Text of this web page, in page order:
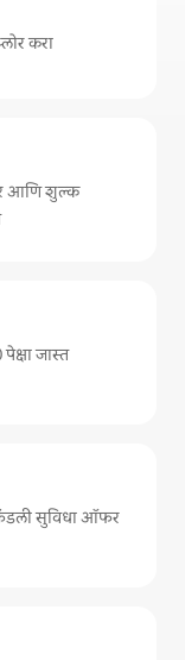
करा
आणि शुल्क
जास्त
सुविधा ऑफर